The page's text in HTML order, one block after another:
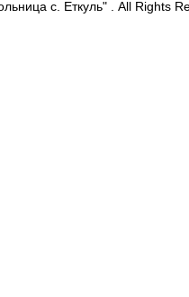
с. Еткуль" . All Rights